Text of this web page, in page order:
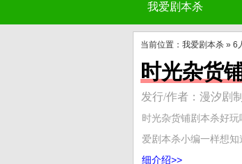
我爱剧本杀
当前位置： 我爱剧本杀 » 6
时光杂货
发行/作者：漫汐剧制
时光杂货铺剧本杀好
爱剧本杀小编一样想
细介绍>>